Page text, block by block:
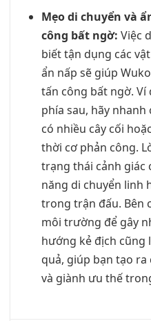
Mẹo di chuyển và
công bất ngờ: Việc
biết tận dụng các
ẩn nấp sẽ giúp
tấn công bất ngờ.
phía sau, hãy
có nhiều cây cối
thời cơ phản công.
trạng thái cảnh giác
năng di chuyển linh
trong trận đấu. Bên
môi trường để gây
hướng kẻ địch cũng
quả, giúp bạn tạo
và giành ưu thế